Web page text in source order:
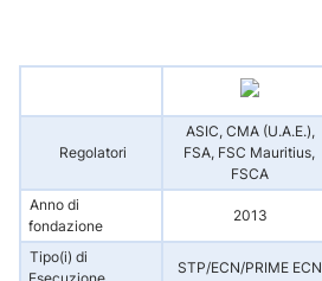
Regolatori
ASIC, CMA (U.A.E.),
FSA, FSC Mauritius,
FSCA
Anno di
fondazione
2013
Tipo(i) di
STP/ECN/PRIME ECN